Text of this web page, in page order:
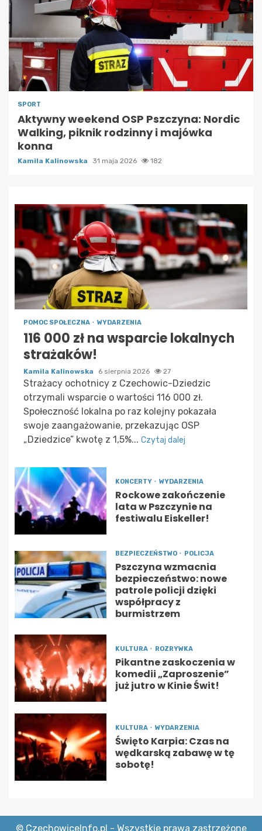
SPORT
Aktywny weekend OSP Pszczyna: Nordic
Walking, piknik rodzinny i majówka
konna
Kamila Kalinowska 31 maja 2026 182
POMOC SPOŁECZNA WYDARZENIA
116 000 zł na wsparcie lokalnych
strażaków!
Kamila Kalinowska 6 sierpnia 2026 27
Strażacy ochotnicy z Czechowic-Dziedzic
otrzymali wsparcie o wartości 116 000 zł.
Społeczność lokalna po raz kolejny pokazała
swoje zaangażowanie, przekazując OSP
„Dziedzice” kwotę z 1,5%... Czytaj dalej
KONCERTY WYDARZENIA
Rockowe zakończenie
lata w Pszczynie na
festiwalu Eiskeller!
BEZPIECZEŃSTWO POLICJA
Pszczyna wzmacnia
bezpieczeństwo: nowe
patrole policji dzięki
współpracy z
burmistrzem
KULTURA ROZRYWKA
Pikantne zaskoczenia w
komedii „Zaproszenie”
już jutro w Kinie Świt!
KULTURA WYDARZENIA
Święto Karpia: Czas na
wędkarską zabawę w tę
sobotę!
© CzechowiceInfo.pl - Wszystkie prawa zastrzeżone